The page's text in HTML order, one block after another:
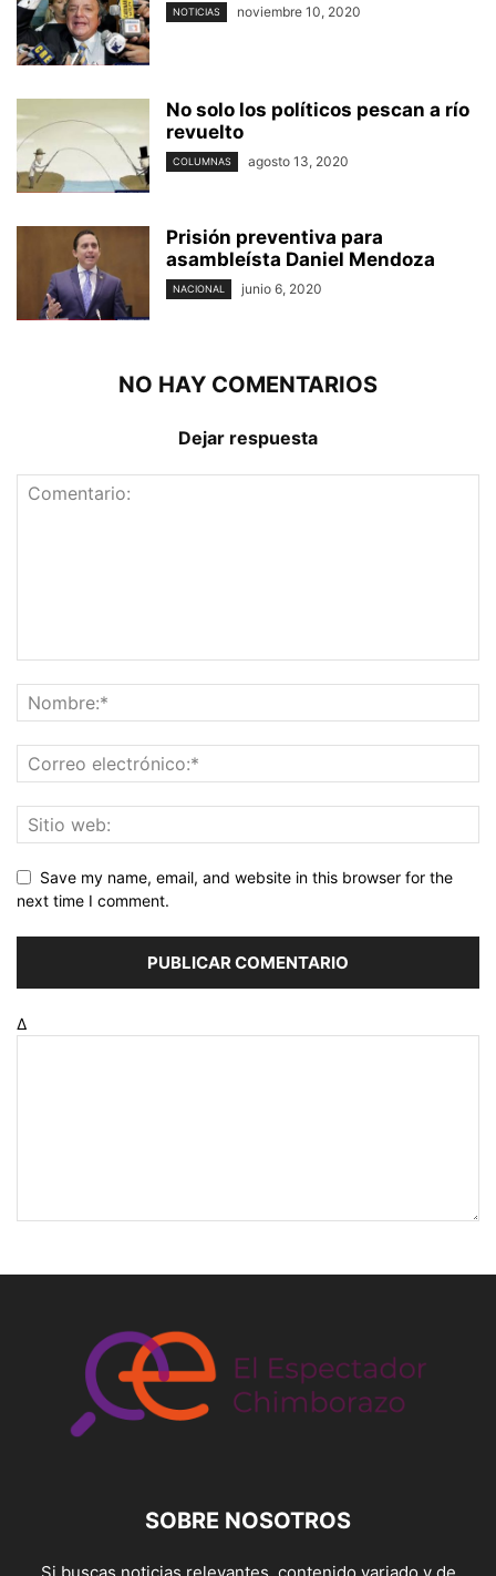
NOTICIAS noviembre 10, 2020
No solo los políticos pescan a río
revuelto
COLUMNAS agosto 13, 2020
Prisión preventiva para
asambleísta Daniel Mendoza
NACIONAL junio 6, 2020
NO HAY COMENTARIOS
Dejar respuesta
Save my name, email, and website in this browser for the
next time I comment.
Δ
SOBRE NOSOTROS